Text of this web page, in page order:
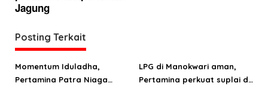
s
i
p
o
s
Jagung
Posting Terkait
Momentum Iduladha,
Pertamina Patra Niaga
LPG di Manokwari aman,
Pertamina perkuat suplai di